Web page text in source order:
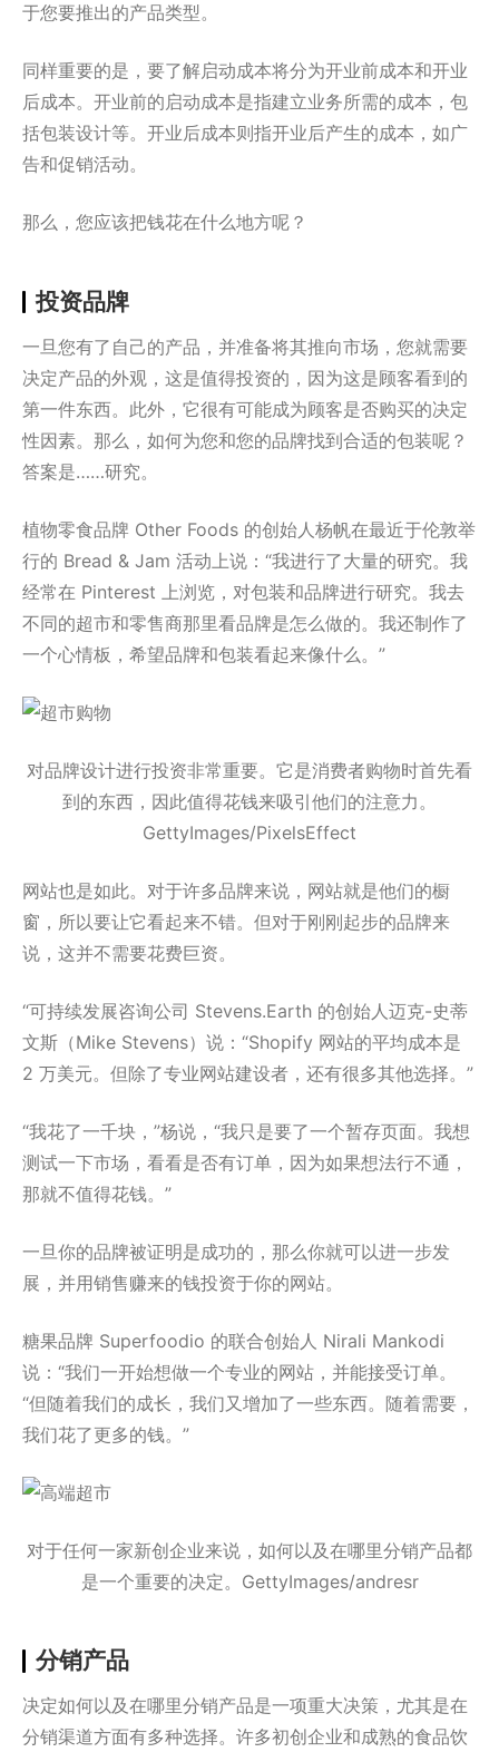
于您要推出的产品类型。
同样重要的是，要了解启动成本将分为开业前成本和开业
后成本。开业前的启动成本是指建立业务所需的成本，包
括包装设计等。开业后成本则指开业后产生的成本，如广
告和促销活动。
那么，您应该把钱花在什么地方呢？
投资品牌
一旦您有了自己的产品，并准备将其推向市场，您就需要
决定产品的外观，这是值得投资的，因为这是顾客看到的
第一件东西。此外，它很有可能成为顾客是否购买的决定
性因素。那么，如何为您和您的品牌找到合适的包装呢？
答案是……研究。
植物零食品牌 Other Foods 的创始人杨帆在最近于伦敦举
行的 Bread & Jam 活动上说：“我进行了大量的研究。我
经常在 Pinterest 上浏览，对包装和品牌进行研究。我去
不同的超市和零售商那里看品牌是怎么做的。我还制作了
一个心情板，希望品牌和包装看起来像什么。”
对品牌设计进行投资非常重要。它是消费者购物时首先看
到的东西，因此值得花钱来吸引他们的注意力。
GettyImages/PixelsEffect
网站也是如此。对于许多品牌来说，网站就是他们的橱
窗，所以要让它看起来不错。但对于刚刚起步的品牌来
说，这并不需要花费巨资。
“可持续发展咨询公司 Stevens.Earth 的创始人迈克-史蒂
文斯（Mike Stevens）说：“Shopify 网站的平均成本是
2 万美元。但除了专业网站建设者，还有很多其他选择。”
“我花了一千块，”杨说，“我只是要了一个暂存页面。我想
测试一下市场，看看是否有订单，因为如果想法行不通，
那就不值得花钱。”
一旦你的品牌被证明是成功的，那么你就可以进一步发
展，并用销售赚来的钱投资于你的网站。
糖果品牌 Superfoodio 的联合创始人 Nirali Mankodi
说：“我们一开始想做一个专业的网站，并能接受订单。
“但随着我们的成长，我们又增加了一些东西。随着需要，
我们花了更多的钱。”
对于任何一家新创企业来说，如何以及在哪里分销产品都
是一个重要的决定。GettyImages/andresr
分销产品
决定如何以及在哪里分销产品是一项重大决策，尤其是在
分销渠道方面有多种选择。许多初创企业和成熟的食品饮